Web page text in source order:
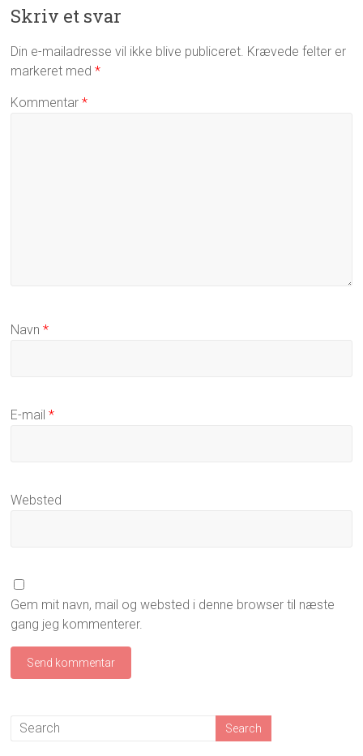
Skriv et svar
Din e-mailadresse vil ikke blive publiceret. Krævede felter er
markeret med*
Kommentar*
Navn*
E-mail*
Websted
Gem mit navn, mail og websted i denne browser til næste
gang jeg kommenterer.